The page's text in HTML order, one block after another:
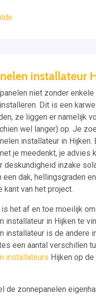
installateur
niet zonder enkele
Dit is een
ze liggen er namelijk
wel langer) op. Je
installateur in Hijken.
je meedenkt, je advies
deskundigheid inzake
een dak, hellingsgraden
kant van het project.
is het af en toe moeilijk
installateur in Hijken te
installateur is de andere
een aantal verschillen
installateurs Hijken op
de zonnepanelen